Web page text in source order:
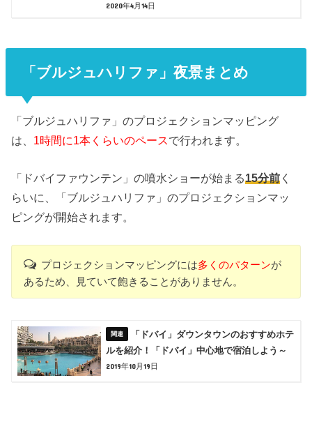
2020年4月14日
「ブルジュハリファ」夜景まとめ
「ブルジュハリファ」のプロジェクションマッピング
は、 1時間に1本くらいのペースで行われます。
「ドバイファウンテン」の噴水ショーが始まる15分前 く
らいに、「ブルジュハリファ」のプロジェクションマッ
ピングが開始されます。
プロジェクションマッピングには多くのパターンが
あるため、見ていて飽きることがありません。
「ドバイ」ダウンタウンのおすすめホテ
ルを紹介！「ドバイ」中心地で宿泊しよう～
2019年10月19日